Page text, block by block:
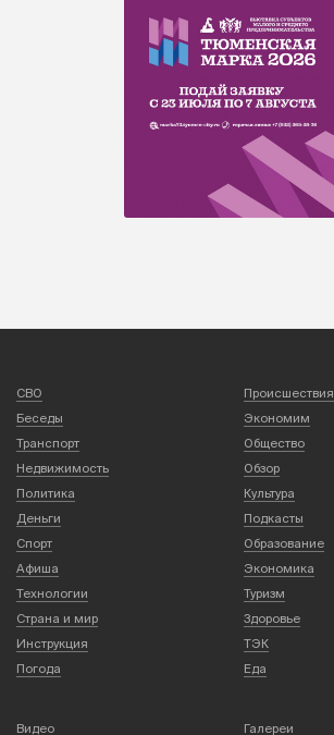
СВО
Происшествия
Беседы
Экономим
Транспорт
Общество
Недвижимость
Обзор
Политика
Культура
Деньги
Подкасты
Спорт
Образование
Афиша
Экономика
Технологии
Туризм
Страна и мир
Здоровье
Инструкция
ТЭК
Погода
Еда
Видео
Галереи